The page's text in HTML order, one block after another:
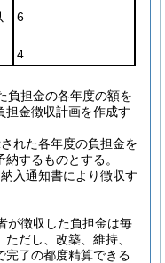
6
4
負担金の各年度の額を
担金徴収計画を作成す
れた各年度の負担金を
するものとする。
入通知書により徴収す
が徴収した負担金は毎
ただし、改築、維持、
完了の都度精算できる